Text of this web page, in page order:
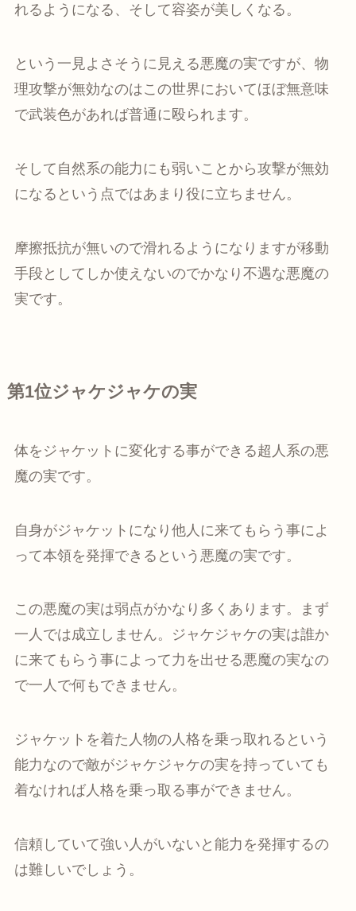
れるようになる、そして容姿が美しくなる。
という一見よさそうに見える悪魔の実ですが、物
理攻撃が無効なのはこの世界においてほぼ無意味
で武装色があれば普通に殴られます。
そして自然系の能力にも弱いことから攻撃が無効
になるという点ではあまり役に立ちません。
摩擦抵抗が無いので滑れるようになりますが移動
手段としてしか使えないのでかなり不遇な悪魔の
実です。
第1位ジャケジャケの実
体をジャケットに変化する事ができる超人系の悪
魔の実です。
自身がジャケットになり他人に来てもらう事によ
って本領を発揮できるという悪魔の実です。
この悪魔の実は弱点がかなり多くあります。まず
一人では成立しません。ジャケジャケの実は誰か
に来てもらう事によって力を出せる悪魔の実なの
で一人で何もできません。
ジャケットを着た人物の人格を乗っ取れるという
能力なので敵がジャケジャケの実を持っていても
着なければ人格を乗っ取る事ができません。
信頼していて強い人がいないと能力を発揮するの
は難しいでしょう。